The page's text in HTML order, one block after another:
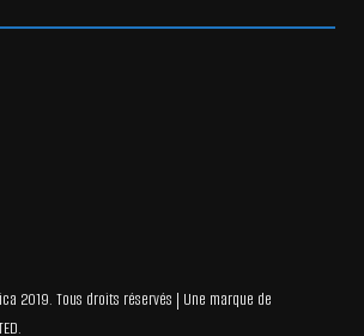
2019. Tous droits réservés | Une marque de